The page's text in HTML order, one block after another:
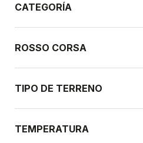
CATEGORÍA
ROSSO CORSA
TIPO DE TERRENO
TEMPERATURA